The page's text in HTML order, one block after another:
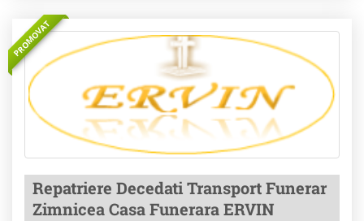
PROMOVAT
Repatriere Decedati Transport Funerar
Zimnicea Casa Funerara ERVIN